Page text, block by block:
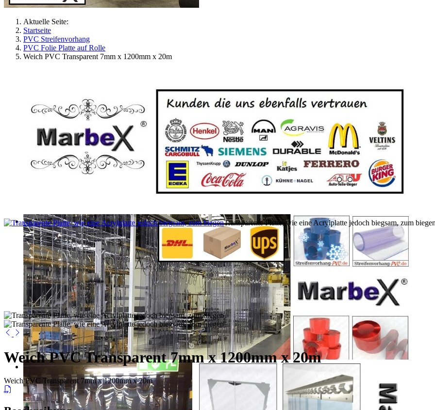
Aktuelle Seite:
Startseite
PVC Streifenvorhang
PVC Folie Platte auf Rolle
Weich PVC Transparent 7mm x 1200mm x 20m
Transparente Platte, wie eine Acrylplatte jedoch biegsam, zum
Weich PVC Transparent 7mm x 1200mm x 20m
Weich PVC Transparent 7mm x 1200mm x 20m